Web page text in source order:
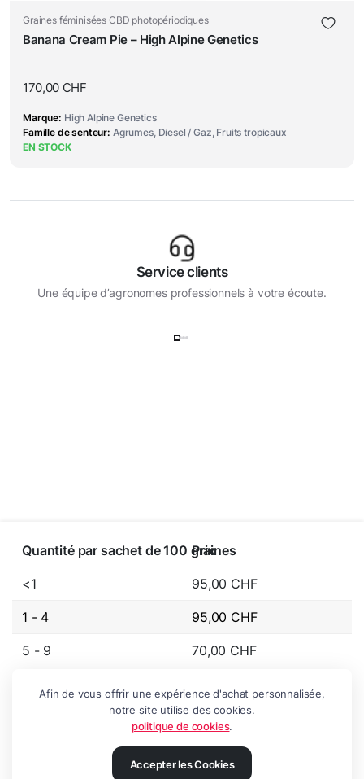
Quantité par sachet de 100 graines
Prix
<1 95,00 CHF
1 - 4 95,00 CHF
5 - 9 70,00 CHF
45,00CHF
Ajouter au panier
Graines féminisées CBD photopériodiques
Banana Cream Pie – High Alpine Genetics
170,00 CHF
Marque High Alpine Genetics
Famille de senteur Agrumes, Diesel / Gaz, Fruits tropicaux
EN STOCK
Service clients
Une équipe d’agronomes professionnels à votre écoute.
Afin de vous offrir une expérience d'achat personnalisée,
notre site utilise des cookies.
politique de cookies.
Accepter les Cookies